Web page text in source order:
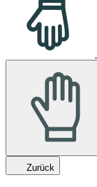
Zurück